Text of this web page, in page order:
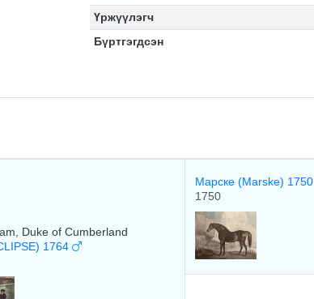
Үржүүлэгч
Бүртгэгдсэн
Duke of Cumberland
1764
Марске (Marske) 1750
1750